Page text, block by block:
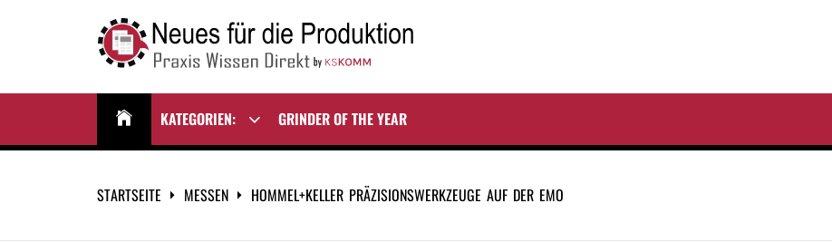
NEUES FÜR DIE
PRODUKTION
KATEGORIEN:
Show
menu
GRINDER OF THE YEAR
STARTSEITE MESSEN HOMMEL+KELLER PRÄZISIONSWERKZEUGE AUF DER EMO